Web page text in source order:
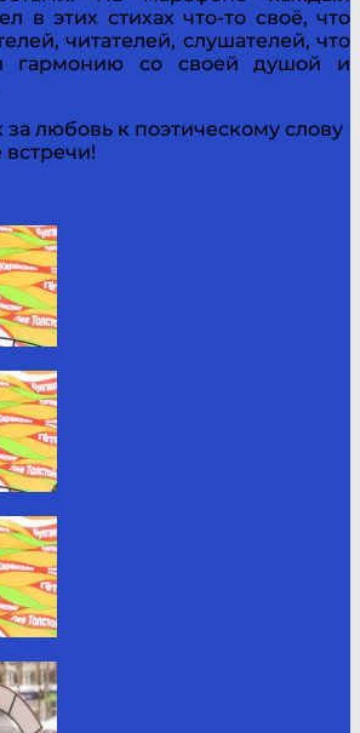
в этих стихах что-то своё, что
читателей, слушателей, что
гармонию со своей душой и
любовь к поэтическому слову